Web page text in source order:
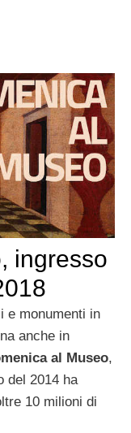
ingresso
e monumenti in
anche in
al Museo,
del 2014 ha
10 milioni di